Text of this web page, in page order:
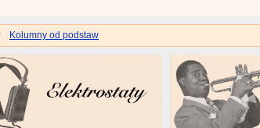
Kolumny od podstaw